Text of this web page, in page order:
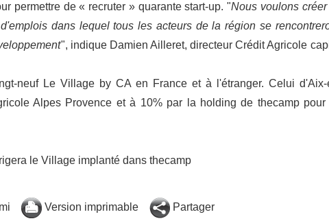
permettre de « recruter » quarante start-up. "Nous voulons créer
dans lequel tous les acteurs de la région se
", indique Damien Ailleret, directeur Crédit Agricole
neuf Le Village by CA en France et à l'étranger. Celui d'Aix-
Alpes Provence et à 10% par la holding de thecamp pour
le Village implanté dans thecamp
Version imprimable Partager